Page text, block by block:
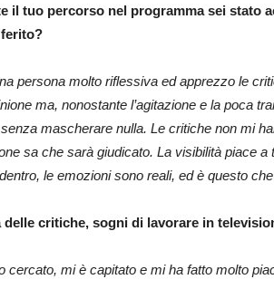
il tuo percorso nel programma sei stato
persona molto riflessiva ed apprezzo le
ma, nonostante l’agitazione e la poca
mascherare nulla. Le critiche non mi
sa che sarà giudicato. La visibilità piace a
le emozioni sono reali, ed è questo
delle critiche, sogni di lavorare in
cercato, mi è capitato e mi ha fatto molto